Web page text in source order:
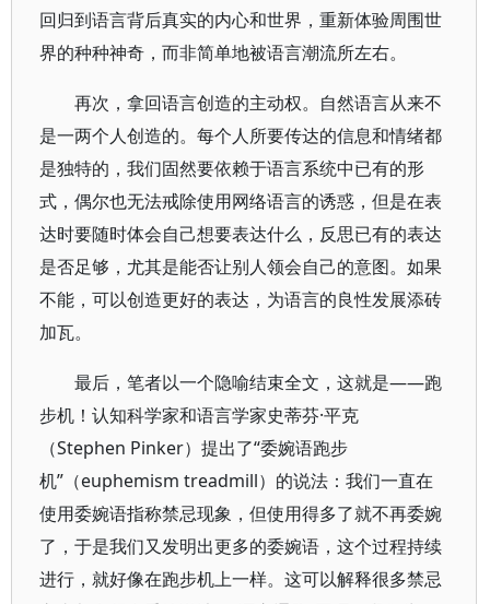
回归到语言背后真实的内心和世界，重新体验周围世
界的种种神奇，而非简单地被语言潮流所左右。
再次，拿回语言创造的主动权。自然语言从来不
是一两个人创造的。每个人所要传达的信息和情绪都
是独特的，我们固然要依赖于语言系统中已有的形
式，偶尔也无法戒除使用网络语言的诱惑，但是在表
达时要随时体会自己想要表达什么，反思已有的表达
是否足够，尤其是能否让别人领会自己的意图。如果
不能，可以创造更好的表达，为语言的良性发展添砖
加瓦。
最后，笔者以一个隐喻结束全文，这就是——跑
步机！认知科学家和语言学家史蒂芬·平克
（Stephen Pinker）提出了“委婉语跑步
机”（euphemism treadmill）的说法：我们一直在
使用委婉语指称禁忌现象，但使用得多了就不再委婉
了，于是我们又发明出更多的委婉语，这个过程持续
进行，就好像在跑步机上一样。这可以解释很多禁忌